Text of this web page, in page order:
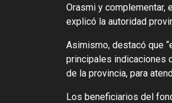
Orasmi y complementar,
explicó la autoridad
Asimismo, destacó que
principales indicaciones
de la provincia, para
Los beneficiarios del